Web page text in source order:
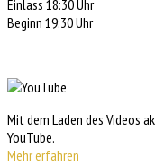
Einlass 18:30 Uhr
Beginn 19:30 Uhr
Mit dem Laden des Videos
YouTube.
Mehr erfahren